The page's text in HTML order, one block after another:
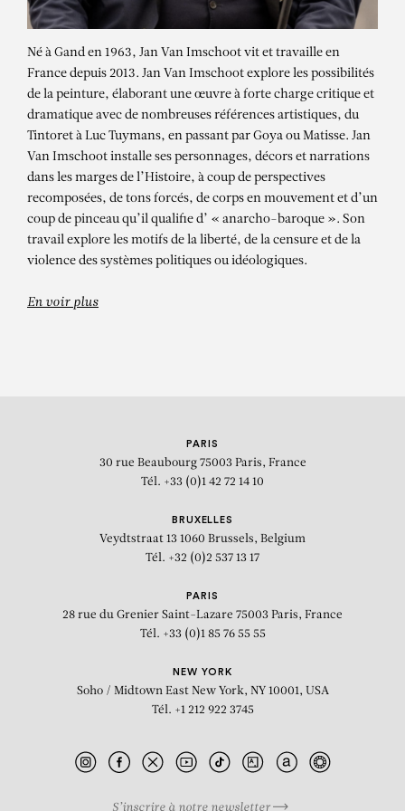
JAN VAN IMSCHOOT
Abraham 19 (Peter-Paul)
Né à Gand en 1963, Jan Van Imschoot vit et travaille en
France depuis 2013. Jan Van Imschoot explore les possibilités
de la peinture, élaborant une œuvre à forte charge critique et
dramatique avec de nombreuses références artistiques, du
Tintoret à Luc Tuymans, en passant par Goya ou Matisse. Jan
Van Imschoot installe ses personnages, décors et narrations
dans les marges de l’Histoire, à coup de perspectives
recomposées, de tons forcés, de corps en mouvement et d’un
coup de pinceau qu’il qualifie d’ « anarcho-baroque ». Son
travail explore les motifs de la liberté, de la censure et de la
violence des systèmes politiques ou idéologiques.
En voir plus
PARIS
30 rue Beaubourg 75003 Paris, France
Tél. +33 (0)1 42 72 14 10
BRUXELLES
Veydtstraat 13 1060 Brussels, Belgium
Tél. +32 (0)2 537 13 17
PARIS
28 rue du Grenier Saint-Lazare 75003 Paris, France
Tél. +33 (0)1 85 76 55 55
NEW YORK
Soho / Midtown East New York, NY 10001, USA
Tél. +1 212 922 3745
S’inscrire à notre newsletter